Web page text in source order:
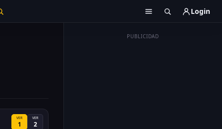
Login
PUBLICIDAD
VER
1
VER
2